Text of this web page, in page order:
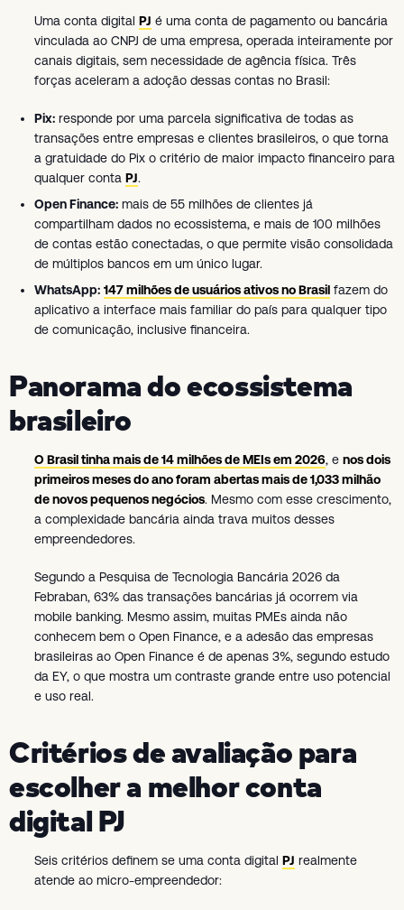
Uma conta digital PJ é uma conta de pagamento ou bancária
vinculada ao CNPJ de uma empresa, operada inteiramente por
canais digitais, sem necessidade de agência física. Três
forças aceleram a adoção dessas contas no Brasil:
Pix: responde por uma parcela significativa de todas as
transações entre empresas e clientes brasileiros, o que torna
a gratuidade do Pix o critério de maior impacto financeiro para
qualquer conta PJ.
Open Finance: mais de 55 milhões de clientes já
compartilham dados no ecossistema, e mais de 100 milhões
de contas estão conectadas, o que permite visão consolidada
de múltiplos bancos em um único lugar.
WhatsApp: 147 milhões de usuários ativos no Brasil fazem do
aplicativo a interface mais familiar do país para qualquer tipo
de comunicação, inclusive financeira.
Panorama do ecossistema
brasileiro
O Brasil tinha mais de 14 milhões de MEIs em 2026, e nos dois
primeiros meses do ano foram abertas mais de 1,033 milhão
de novos pequenos negócios. Mesmo com esse crescimento,
a complexidade bancária ainda trava muitos desses
empreendedores.
Segundo a Pesquisa de Tecnologia Bancária 2026 da
Febraban, 63% das transações bancárias já ocorrem via
mobile banking. Mesmo assim, muitas PMEs ainda não
conhecem bem o Open Finance, e a adesão das empresas
brasileiras ao Open Finance é de apenas 3%, segundo estudo
da EY, o que mostra um contraste grande entre uso potencial
e uso real.
Critérios de avaliação para
escolher a melhor conta
digital PJ
Seis critérios definem se uma conta digital PJ realmente
atende ao micro-empreendedor: